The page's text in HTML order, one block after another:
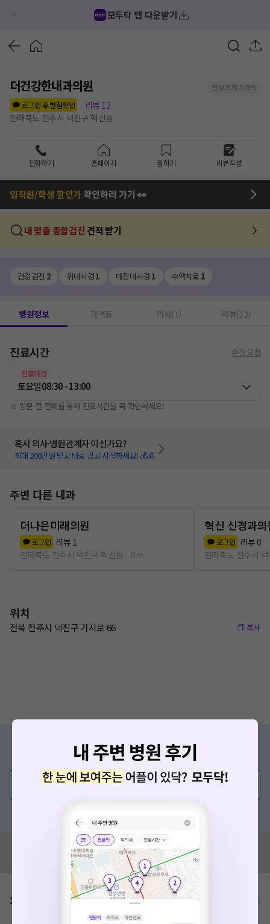
모두닥 앱 다운받기
더건강한내과의원
정보공개 미동의
로그인 후 별점확인
리뷰 12
전라북도 전주시 덕진구 혁신동
전화하기 홈페이지 찜하기 리뷰작성
임직원/학생 할인가확인하러 가기 👀
내 맞춤 종합검진 견적 받기
건강검진 2 위내시경1 대장내시경 1 수액치료 1
병원정보 가격표 의사(1) 리뷰(12)
진료시간 수정 요청
진료마감
토요일08:30 - 13:00
※ 방문 전 전화를 통해 진료시간을 꼭 확인하세요!
혹시 의사·병원관계자 이신가요?
최대 200만원 받고 바로 광고 시작하세요! 💰💰
주변 다른 내과
더나은미래의원
로그인 리뷰 1
전라북도 전주시 덕진구 혁신동
0m
혁신 신경과의
로그인 리뷰 0
전라북도 전주시
위치
전북 전주시 덕진구 기지로 66 복사
증상/치료, 궁금한 점이 있나요?
의사가 직접 답해드려요!
💬 무엇이든 물어보세요
혹시 잘못된 병원정보가 있나요?
모두닥 팀에 알려주세요!
가격표 비급여/급여 진료란?